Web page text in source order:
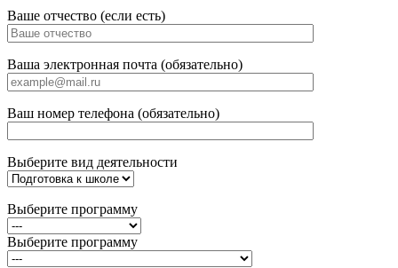
Ваше отчество (если есть)
Ваша электронная почта (обязательно)
Ваш номер телефона (обязательно)
Выберите вид деятельности
Выберите программу
Выберите программу